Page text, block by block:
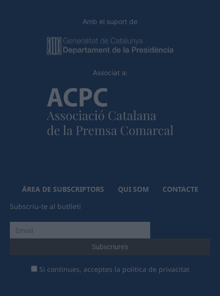
Amb el suport de
Associat a:
ÀREA DE SUBSCRIPTORS QUI SOM
CONTACTE
Subscriu-te al butlletí
Si continues, acceptes la política de privacitat